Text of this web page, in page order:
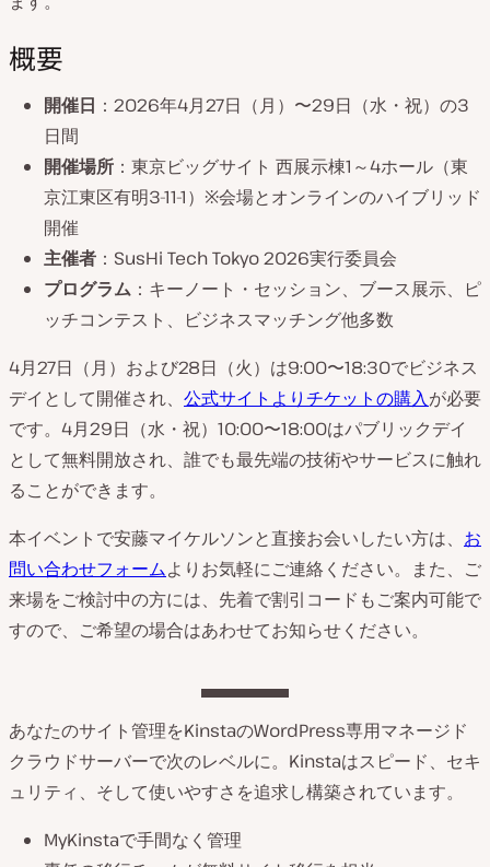
概要
開催日 ：2026年4月27日（月）〜29日（水・祝）の3
日間
開催場所 ：東京ビッグサイト 西展示棟1～4ホール（東
京江東区有明3-11-1） ※会場とオンラインのハイブリッド
開催
主催者 ：SusHi Tech Tokyo 2026実行委員会
プログラム ：キーノート・セッション、ブース展示、ピ
ッチコンテスト、ビジネスマッチング他多数
4月27日（月）および28日（火）は9:00〜18:30でビジネス
デイとして開催され、 公式サイトよりチケットの購入が必要
です。4月29日（水・祝）10:00〜18:00はパブリックデイ
として無料開放され、誰でも最先端の技術やサービスに触れ
ることができます。
本イベントで安藤マイケルソンと直接お会いしたい方は、 お
問い合わせフォームよりお気軽にご連絡ください。また、ご
来場をご検討中の方には、先着で割引コードもご案内可能で
すので、ご希望の場合はあわせてお知らせください。
あなたのサイト管理をKinstaのWordPress専用マネージド
クラウドサーバーで次のレベルに。Kinstaはスピード、セキ
ュリティ、そして使いやすさを追求し構築されています。
MyKinstaで手間なく管理